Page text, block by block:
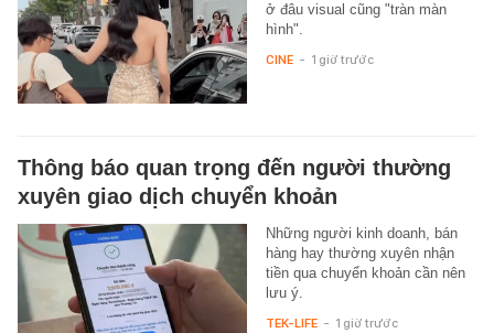
ở đâu visual cũng "tràn màn
hình".
CINE - 1 giờ trước
Thông báo quan trọng đến người thường
xuyên giao dịch chuyển khoản
Những người kinh doanh, bán
hàng hay thường xuyên nhận
tiền qua chuyển khoản cần nên
lưu ý.
TEK-LIFE - 1 giờ trước